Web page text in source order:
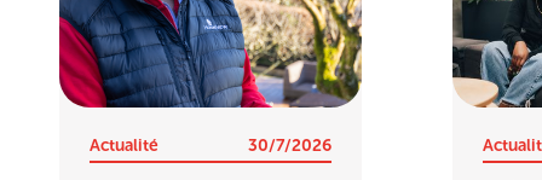
Actualité 30/7/2026